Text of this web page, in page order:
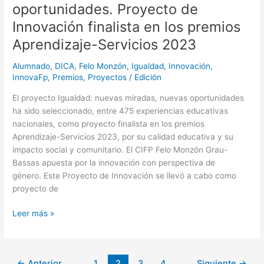
oportunidades. Proyecto de
Innovación finalista en los premios
Aprendizaje-Servicios 2023
Alumnado, DICA, Felo Monzón, Igualdad, Innovación,
InnovaFp, Premios, Proyectos / Edición
El proyecto Igualdad: nuevas miradas, nuevas oportunidades
ha sido seleccionado, entre 475 experiencias educativas
nacionales, como proyecto finalista en los premios
Aprendizaje-Servicios 2023, por su calidad educativa y su
impacto social y comunitario. El CIFP Felo Monzón Grau-
Bassas apuesta por la innovación con perspectiva de
género. Este Proyecto de Innovación se llevó a cabo como
proyecto de
Servicios
2023
Leer más »